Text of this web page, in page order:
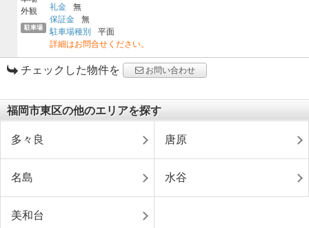
駐車場
礼金
無
保証金
無
駐車場種別
平面
詳細はお問合せください。
チェックした物件を お問い合わせ
福岡市東区の他のエリアを探す
多々良 唐原
名島 水谷
美和台